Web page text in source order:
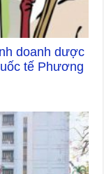
doanh dược
tế Phương